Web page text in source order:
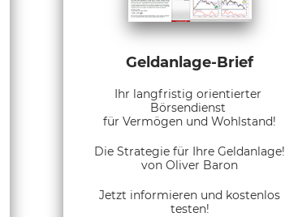
Geldanlage-Brief
Ihr langfristig orientierter
Börsendienst
für Vermögen und Wohlstand!
Die Strategie für Ihre Geldanlage!
von Oliver Baron
Jetzt informieren und kostenlos
testen!